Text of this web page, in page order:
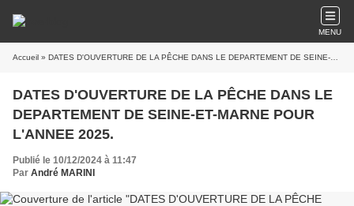
MENU
Accueil » DATES D'OUVERTURE DE LA PÊCHE DANS LE DEPARTEMENT DE SEINE-ET-MARNE POUR L'ANNEE 2025.
DATES D'OUVERTURE DE LA PÊCHE DANS LE
DEPARTEMENT DE SEINE-ET-MARNE POUR
L'ANNEE 2025.
Publié le 10/12/2024 à 11:47
Par André MARINI